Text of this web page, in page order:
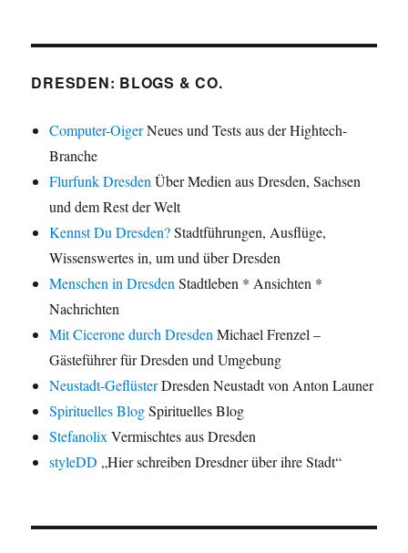
DRESDEN: BLOGS & CO.
Computer-OigerNeues und Tests aus der Hightech-
Branche
Flurfunk Dresden Über Medien aus Dresden, Sachsen
und dem Rest der Welt
Kennst Du Dresden?Stadtführungen, Ausflüge,
Wissenswertes in, um und über Dresden
Menschen in Dresden Stadtleben * Ansichten *
Nachrichten
Mit Cicerone durch Dresden Michael Frenzel –
Gästeführer für Dresden und Umgebung
Neustadt-GeflüsterDresden Neustadt von Anton Launer
Spirituelles BlogSpirituelles Blog
Stefanolix Vermischtes aus Dresden
styleDD „Hier schreiben Dresdner über ihre Stadt“